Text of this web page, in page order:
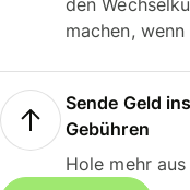
den
machen,
Sende Geld
Gebühren
Hole mehr